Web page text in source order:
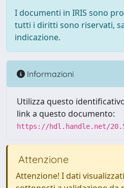
I documenti in IRIS sono
tutti i diritti sono riservati,
indicazione.
Informazioni
Utilizza questo
link a questo documento:
https://hdl.handle.net/
Attenzione
Attenzione! I dati